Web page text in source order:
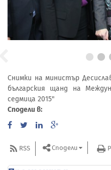
Снимки на министър
българския щанд на
седмица 2015"
Сподели в:
RSS Сподели